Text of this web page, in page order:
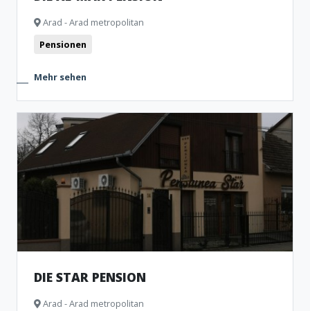
Arad - Arad metropolitan
Pensionen
Mehr sehen
DIE STAR PENSION
Arad - Arad metropolitan